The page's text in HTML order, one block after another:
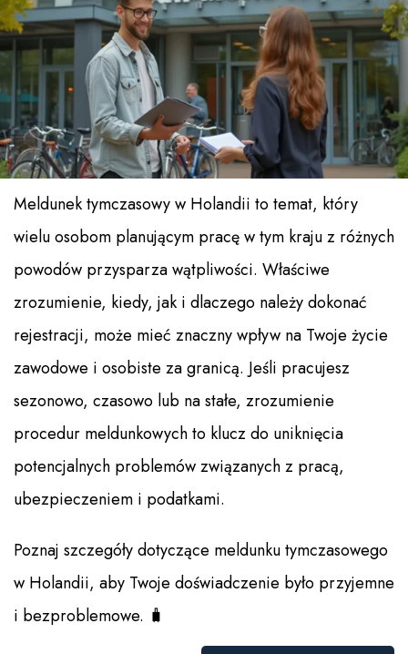
Meldunek tymczasowy w Holandii to temat, który
wielu osobom planującym pracę w tym kraju z różnych
powodów przysparza wątpliwości. Właściwe
zrozumienie, kiedy, jak i dlaczego należy dokonać
rejestracji, może mieć znaczny wpływ na Twoje życie
zawodowe i osobiste za granicą. Jeśli pracujesz
sezonowo, czasowo lub na stałe, zrozumienie
procedur meldunkowych to klucz do uniknięcia
potencjalnych problemów związanych z pracą,
ubezpieczeniem i podatkami.
Poznaj szczegóły dotyczące meldunku tymczasowego
w Holandii, aby Twoje doświadczenie było przyjemne
i bezproblemowe. 🧳